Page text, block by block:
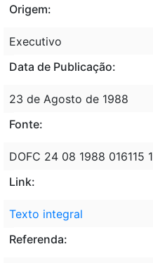
Origem:
Executivo
Data de Publicação:
23 de Agosto de 1988
Fonte:
DOFC 24 08 1988 016115 1
Link:
Texto integral
Referenda: